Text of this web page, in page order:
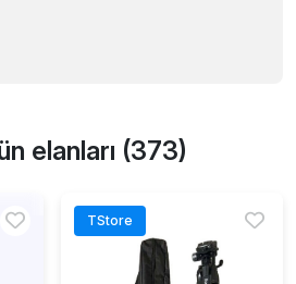
elanları (373)
TStore